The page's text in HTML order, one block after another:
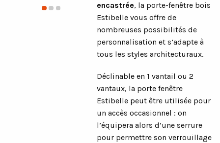
encastrée, la porte-fenêtre bois
Estibelle vous offre de
nombreuses possibilités de
personnalisation et s’adapte à
tous les styles architecturaux.
Déclinable en 1 vantail ou 2
vantaux, la porte fenêtre
Estibelle peut être utilisée pour
un accès occasionnel : on
l’équipera alors d’une serrure
pour permettre son verrouillage